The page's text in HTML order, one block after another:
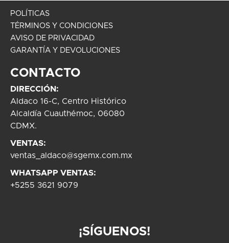
POLÍTICAS
TÉRMINOS Y CONDICIONES
AVISO DE PRIVACIDAD
GARANTÍA Y DEVOLUCIONES
CONTACTO
DIRECCIÓN:
Aldaco 16-C, Centro Histórico
Alcaldía Cuauthémoc, 06080
CDMX.
VENTAS:
ventas_aldaco@sgemx.com.mx
WHATSAPP VENTAS:
+5255 3621 9079
¡SÍGUENOS!